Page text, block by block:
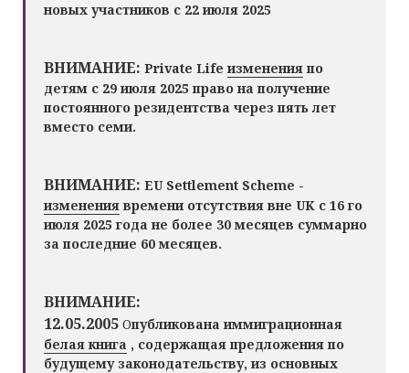
новых участников с 22 июля 2025
ВНИМАНИЕ: Private Lifeизмененияпо
детям с 29 июля 2025 право на получение
постоянного резидентства через пять лет
вместо семи.
ВНИМАНИЕ: EU Settlement Scheme -
изменениявремени отсутствия вне UK с 16 го
июля 2025 года не более 30 месяцев суммарно
за последние 60 месяцев.
ВНИМАНИЕ:
12.05.2005 Опубликована иммиграционная
белая книга , содержащая предложения по
будущему законодательству, из основных